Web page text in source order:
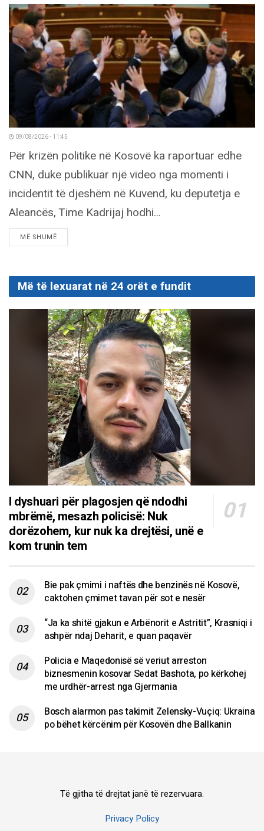
09/08/2026 - 11:45
Për krizën politike në Kosovë ka raportuar edhe
CNN, duke publikuar një video nga momenti i
incidentit të djeshëm në Kuvend, ku deputetja e
Aleancës, Time Kadrijaj hodhi...
MË SHUMËDETAILS
Më të lexuarat në 24 orët e fundit
I dyshuari për plagosjen që ndodhi
mbrëmë, mesazh policisë: Nuk
dorëzohem, kur nuk ka drejtësi, unë e
kom trunin tem
Bie pak çmimi i naftës dhe benzinës në Kosovë,
caktohen çmimet tavan për sot e nesër
“Ja ka shitë gjakun e Arbënorit e Astritit”, Krasniqi i
ashpër ndaj Deharit, e quan paqavër
Policia e Maqedonisë së veriut arreston
biznesmenin kosovar Sedat Bashota, po kërkohej
me urdhër-arrest nga Gjermania
Bosch alarmon pas takimit Zelensky-Vuçiq: Ukraina
po bëhet kërcënim për Kosovën dhe Ballkanin
Të gjitha të drejtat janë të rezervuara.
Privacy Policy